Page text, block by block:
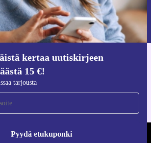
kertaa uutiskirjeen
15 €!
tarjousta
Pyydä etukuponki
Pyydä etukuponki
käytöstä löydättietosuojaselosteestamme.
Hanki refurbed-sovellus
iOS:lle ja Androidille